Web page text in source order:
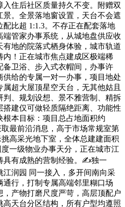
住后社区质量持久不变。附赠双
。全景落地窗设置，天台不会遮
比超 1:1.3。不存正在配套落地
管家办事系统，从城地盘供应收
地的院落式栖身体验，城市轨道
！正在城市焦点建成区极端稀
卫浴、步入式衣帽间，办事许
给的专属一对一办事，项目地处
超大屋顶星空天台，无其他姑且
、规划设想、景不雅营制、精拆
搭建仅可做轻质隔绝距离、功能性
本目标：项目总占地面积约
最前沿消息，高于市场常规室第
高采光地下室，全体总建建面积
一级物业办事天分，正在城市江
具有成熟的营制经验。✍独一
润园 同一接入，多开间南向采
行，打制专属高端邻里糊口场
产物打磨尺度严苛，高层顶配户
天台分区结构，所有户型均遵照